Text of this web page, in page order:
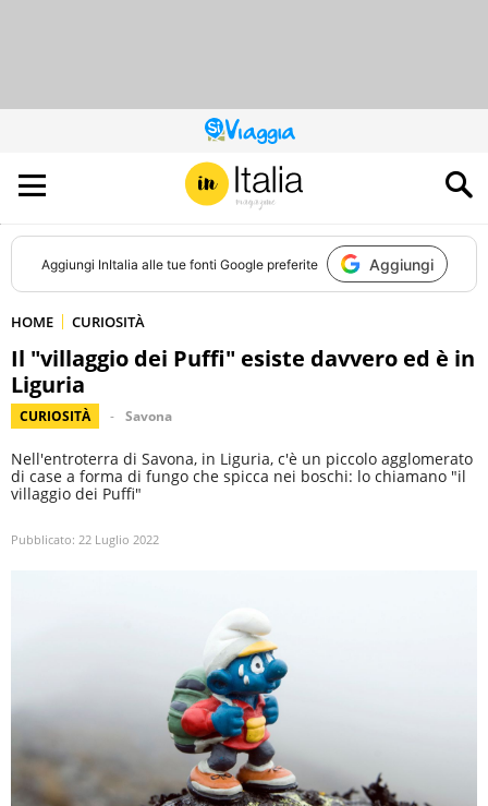
QUESTO
SITO
CONTRIBUISCE
ALL’AUDIENCE
DI
Aggiungi InItalia alle tue fonti Google preferite Aggiungi
HOME CURIOSITÀ
Il "villaggio dei Puffi" esiste davvero ed è in
Liguria
CURIOSITÀ Savona
Nell'entroterra di Savona, in Liguria, c'è un piccolo agglomerato
di case a forma di fungo che spicca nei boschi: lo chiamano "il
villaggio dei Puffi"
Pubblicato: 22 Luglio 2022